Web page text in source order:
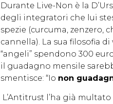
Durante Live-Non è la
degli integratori che lui
spezie (curcuma, zenzero,
cannella). La sua filosofia
“angeli” spendono 300
il guadagno mensile
smentisce: “Io non
L’Antitrust l’ha già